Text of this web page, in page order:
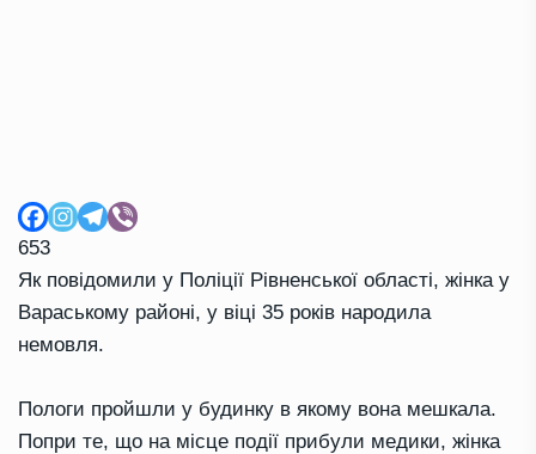
653
Як повідомили у Поліції Рівненської області, жінка у
Вараському районі, у віці 35 років народила
немовля.
Пологи пройшли у будинку в якому вона мешкала.
Попри те, що на місце події прибули медики, жінка